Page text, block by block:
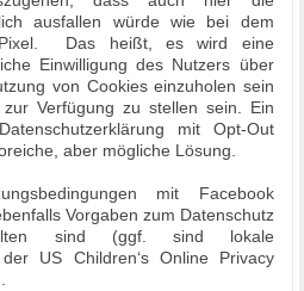
ausfallen würde wie bei dem
Pixel. Das heißt, es wird eine
Einwilligung des Nutzers über
von Cookies einzuholen sein
Verfügung zu stellen sein. Ein
mit Opt-Out
aber mögliche Lösung.
mit Facebook
Vorgaben zum Datenschutz
sind (ggf. sind lokale
US Children‘s Online Privacy